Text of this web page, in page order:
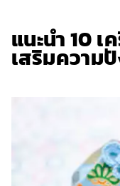
แนะนำ 10
เสริมความ